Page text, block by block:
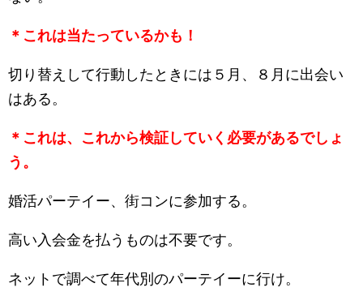
＊これは当たっているかも！
切り替えして行動したときには５月、８月に出会い
はある。
＊これは、これから検証していく必要があるでしょ
う。
婚活パーテイー、街コンに参加する。
高い入会金を払うものは不要です。
ネットで調べて年代別のパーテイーに行け。